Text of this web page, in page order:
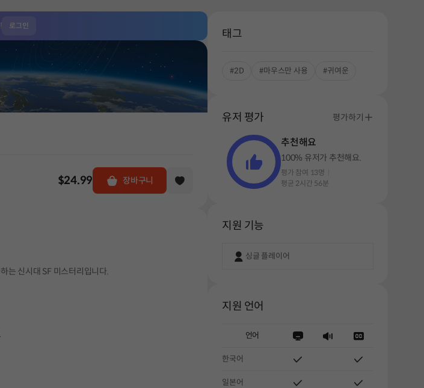
로그인
$24.99 장바구니
는 신시대 SF 미스터리입니다.
태그
#2D #마우스만 사용 #귀여운
유저 평가 평가하기
추천해요
100% 유저가 추천해요.
평가 참여 13명
평균 2시간 56분
지원 기능
싱글 플레이어
지원 언어
언어
한국어
일본어